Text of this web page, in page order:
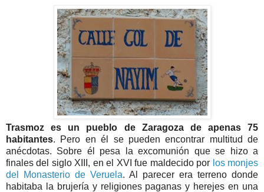
Trasmoz es un pueblo de Zaragoza de apenas 75
habitantes. Pero en él se pueden encontrar multitud de
anécdotas. Sobre él pesa la excomunión que se hizo a
finales del siglo XIII, en el XVI fue maldecido por los monjes
del Monasterio de Veruela. Al parecer era terreno donde
habitaba la brujería y religiones paganas y herejes en una